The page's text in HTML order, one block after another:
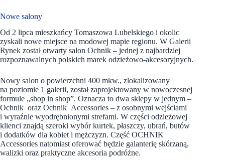
Nowe salony
Od 2 lipca mieszkańcy Tomaszowa Lubelskiego i okolic
zyskali nowe miejsce na modowej mapie regionu. W Galerii
Rynek został otwarty salon Ochnik – jednej z najbardziej
rozpoznawalnych polskich marek odzieżowo-akcesoryjnych.
Nowy salon o powierzchni 400 mkw., zlokalizowany
na poziomie 1 galerii, został zaprojektowany w nowoczesnej
formule „shop in shop”. Oznacza to dwa sklepy w jednym –
Ochnik oraz Ochnik Accessories – z osobnymi wejściami
i wyraźnie wyodrębnionymi strefami. W części odzieżowej
klienci znajdą szeroki wybór kurtek, płaszczy, ubrań, butów
i dodatków dla kobiet i mężczyzn. Część OCHNIK
Accessories natomiast oferować będzie galanterię skórzaną,
walizki oraz praktyczne akcesoria podróżne.